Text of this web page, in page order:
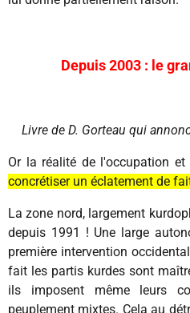
Depuis 2003 : le
Livre de D. Gorteau qui
Or la réalité de l'occupation et
concrétiser un éclatement de
La zone nord, largement
depuis 1991 ! Une large
première intervention
fait les partis kurdes sont
ils imposent même leurs
peuplement mixtes. Cela au